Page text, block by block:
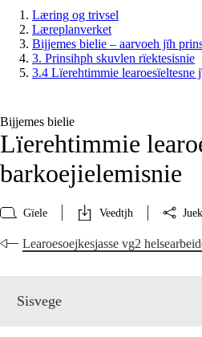
Læring og trivsel
Læreplanverket
Bijjemes bielie – aarvoeh jïh
3. Prinsihph skuvlen rïektesisnie
3.4 Lïerehtimmie learoesïeltesne
Bijjemes bielie
Lïerehtimmie
barkoejielemisnie
Gïele Veedtjh
Learoesoejkesjasse vg2
Sisvege